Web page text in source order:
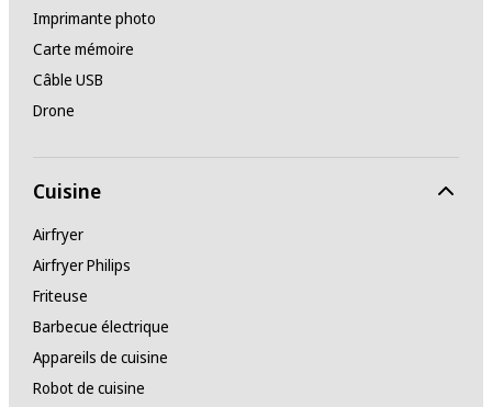
Imprimante photo
Carte mémoire
Câble USB
Drone
Cuisine
Airfryer
Airfryer Philips
Friteuse
Barbecue électrique
Appareils de cuisine
Robot de cuisine